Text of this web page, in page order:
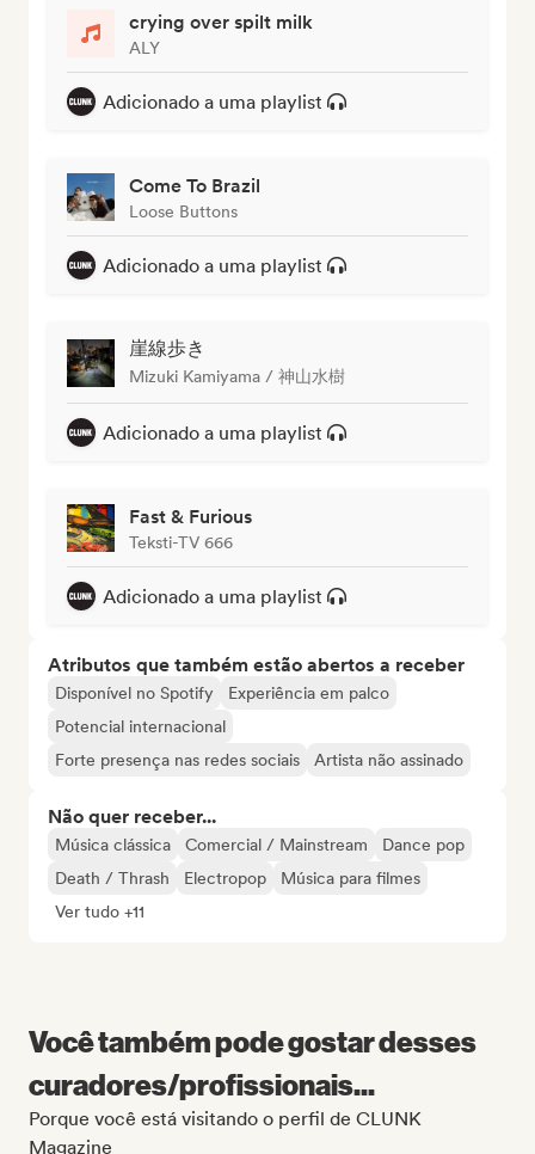
crying over spilt milk
ALY
Adicionado a uma playlist
Come To Brazil
Loose Buttons
Adicionado a uma playlist
崖線歩き
Mizuki Kamiyama / 神山水樹
Adicionado a uma playlist
Fast & Furious
Teksti-TV 666
Adicionado a uma playlist
Atributos que também estão abertos a receber
Disponível no Spotify
Experiência em palco
Potencial internacional
Forte presença nas redes sociais
Artista não assinado
Não quer receber...
Música clássica Comercial / Mainstream
Dance pop
Death / Thrash
Electropop
Música para filmes
Ver tudo +11
Você também pode gostar desses
curadores/profissionais...
Porque você está visitando o perfil de CLUNK
Magazine